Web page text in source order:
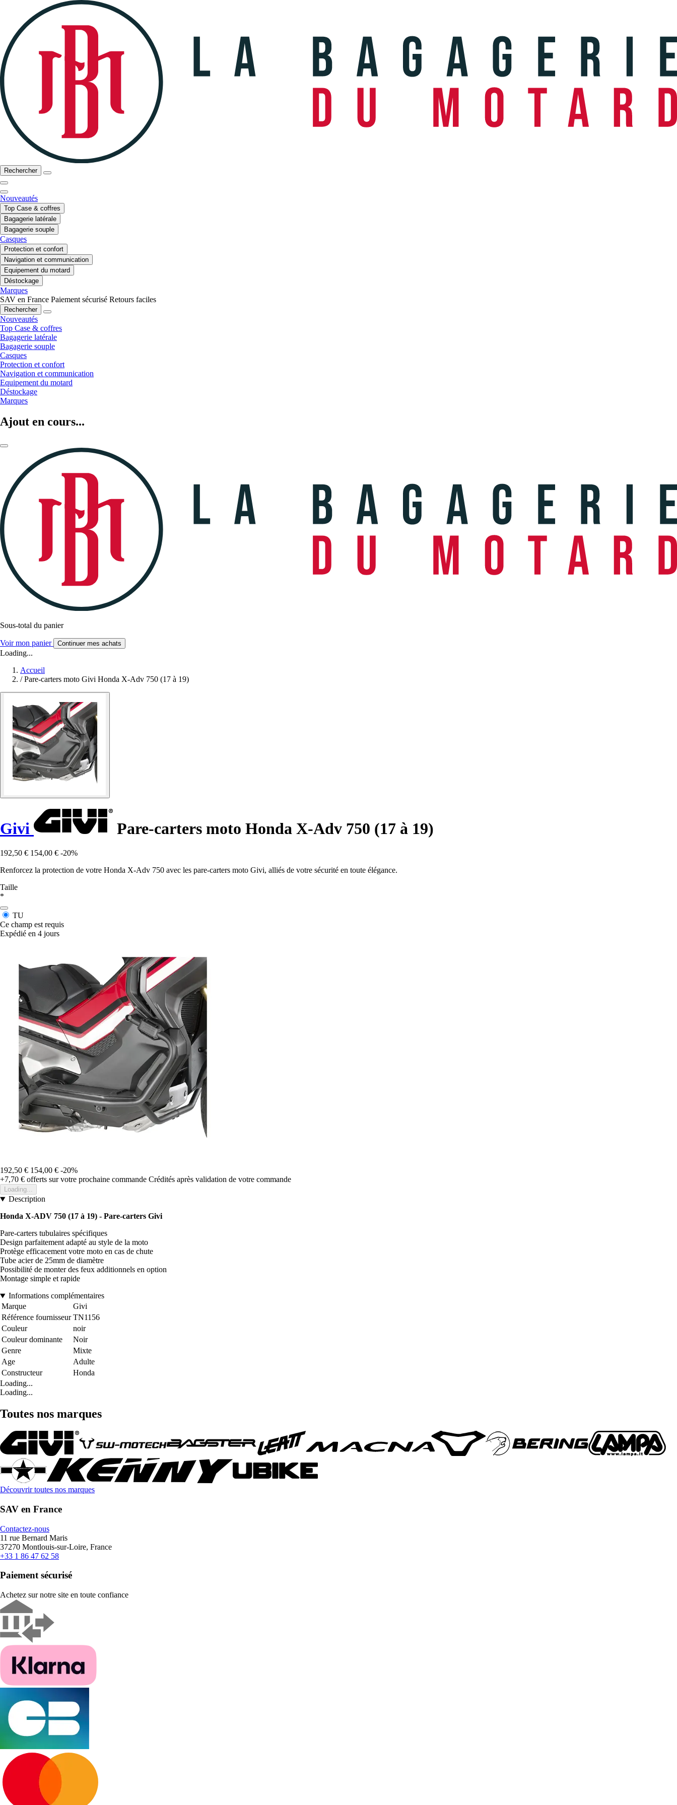
Rechercher
Nouveautés
Top Case & coffres
Bagagerie latérale
Bagagerie souple
Casques
Protection et confort
Navigation et communication
Equipement du motard
Déstockage
Marques
SAV en France Paiement sécurisé Retours faciles
Rechercher
Nouveautés
Top Case & coffres
Bagagerie latérale
Bagagerie souple
Casques
Protection et confort
Navigation et communication
Equipement du motard
Déstockage
Marques
Ajout en cours...
Sous-total du panier
Voir mon panier Continuer mes achats
Loading...
Accueil
/ Pare-carters moto Givi Honda X-Adv 750 (17 à 19)
Givi Pare-carters moto Honda X-Adv 750 (17 à 19)
192,50 € 154,00 € -20%
Renforcez la protection de votre Honda X-Adv 750 avec les pare-carters moto Givi, alliés de votre sécurité en toute élégance.
Taille
*
TU
Ce champ est requis
Expédié en 4 jours
192,50 € 154,00 € -20%
+7,70 € offerts sur votre prochaine commande Crédités après validation de votre commande
Loading...
Description
Honda X-ADV 750 (17 à 19) - Pare-carters Givi
Pare-carters tubulaires spécifiques
Design parfaitement adapté au style de la moto
Protège efficacement votre moto en cas de chute
Tube acier de 25mm de diamètre
Possibilité de monter des feux additionnels en option
Montage simple et rapide
Informations complémentaires
Marque
Givi
Référence fournisseur TN1156
Couleur
noir
Couleur dominante
Noir
Genre
Mixte
Age
Adulte
Constructeur
Honda
Loading...
Loading...
Toutes nos marques
Découvrir toutes nos marques
SAV en France
Contactez-nous
11 rue Bernard Maris
37270 Montlouis-sur-Loire, France
+33 1 86 47 62 58
Paiement sécurisé
Achetez sur notre site en toute confiance